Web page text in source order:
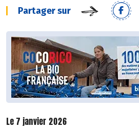
Partager sur
Le 7 janvier 2026